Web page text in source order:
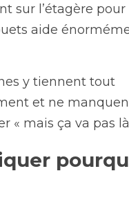
sur l’étagère
aide
y tiennent tout
et ne
« mais ça va pas